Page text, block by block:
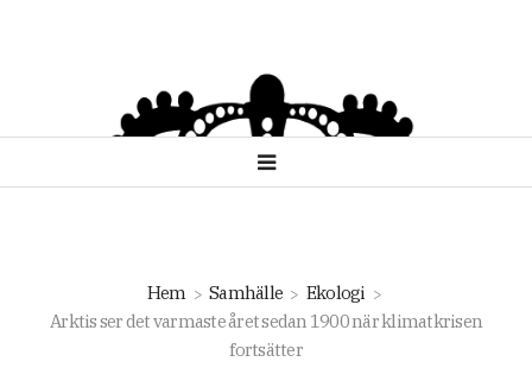
Hem Samhälle
Ekologi
Arktis ser det varmaste året sedan 1900 när klimatkrisen
fortsätter